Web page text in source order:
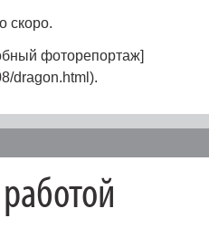
скоро.
фоторепортаж]
dragon.html).